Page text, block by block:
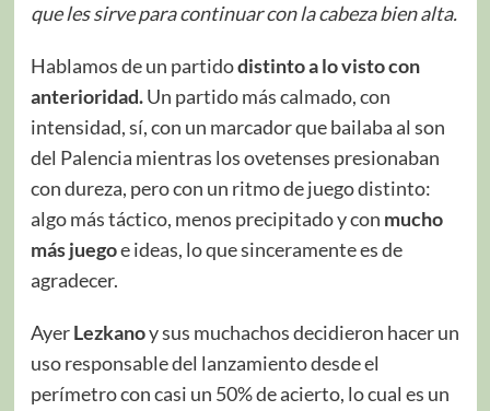
que les sirve para continuar con la cabeza bien alta.
Hablamos de un partidodistinto a lo visto con
anterioridad.Un partido más calmado, con
intensidad, sí, con un marcador que bailaba al son
del Palencia mientras los ovetenses presionaban
con dureza, pero con un ritmo de juego distinto:
algo más táctico, menos precipitado y con mucho
más juegoe ideas, lo que sinceramente es de
agradecer.
AyerLezkanoy sus muchachos decidieron hacer un
uso responsable del lanzamiento desde el
perímetro con casi un 50% de acierto, lo cual es un